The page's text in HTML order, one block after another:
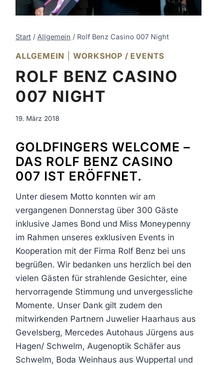
Start / Allgemein / Rolf Benz Casino 007 Night
ALLGEMEIN WORKSHOP / EVENTS
ROLF BENZ CASINO
007 NIGHT
19. März 2018
GOLDFINGERS WELCOME –
DAS ROLF BENZ CASINO
007 IST ERÖFFNET.
Unter diesem Motto konnten wir am
vergangenen Donnerstag über 300 Gäste
inklusive James Bond und Miss Moneypenny
im Rahmen unseres exklusiven Events in
Kooperation mit der Firma Rolf Benz bei uns
begrüßen. Wir bedanken uns herzlich bei den
vielen Gästen für strahlende Gesichter, eine
hervorragende Stimmung und unvergessliche
Momente. Unser Dank gilt zudem den
mitwirkenden Partnern Juwelier Haarhaus aus
Gevelsberg, Mercedes Autohaus Jürgens aus
Hagen/ Schwelm, Augenoptik Schäfer aus
Schwelm, Boda Weinhaus aus Wuppertal und